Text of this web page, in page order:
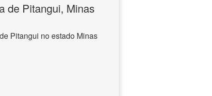
de Pitangui, Minas
Pitangui no estado Minas